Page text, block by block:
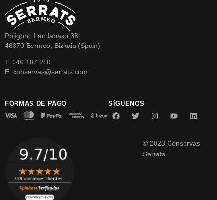
Polígono Landabaso 3B
48370 Bermeo, Bizkaia (Spain)
T. 946 187 280
E. conservas@serrats.com
FORMAS DE PAGO SíGUENOS
© 2023 Conservas
Serrats